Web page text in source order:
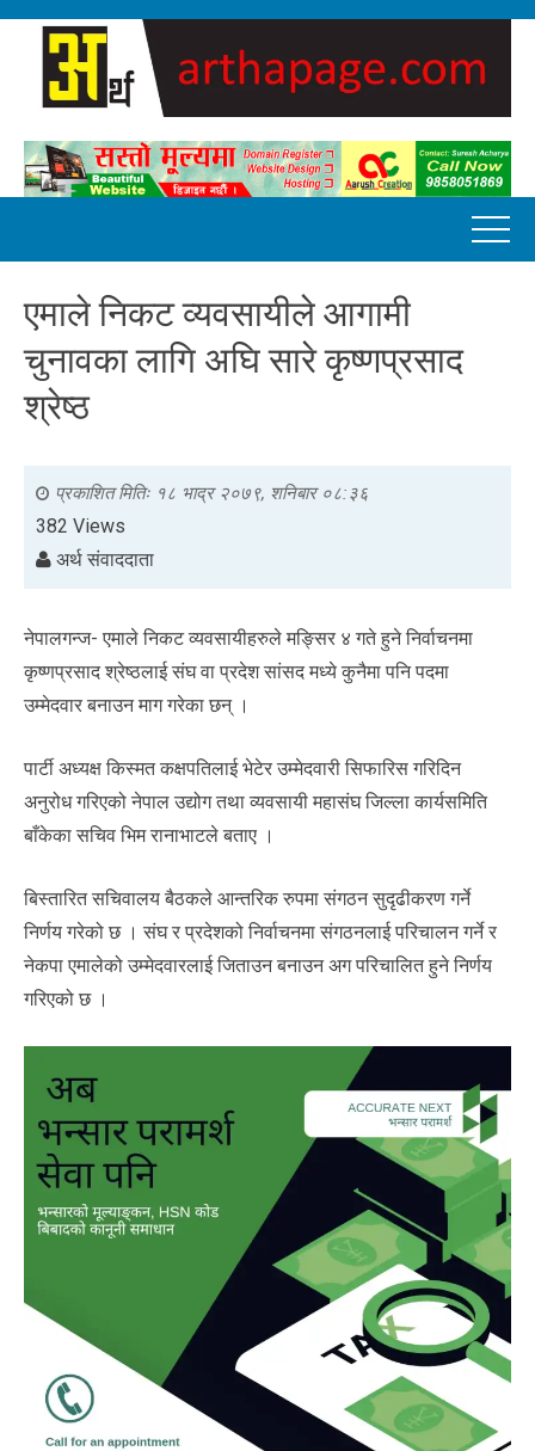
एमाले निकट व्यवसायीले आगामी
चुनावका लागि अघि सारे कृष्णप्रसाद
श्रेष्ठ
प्रकाशित मितिः १८ भाद्र २०७९, शनिबार ०८:३६
382 Views
अर्थ संवाददाता
नेपालगन्ज- एमाले निकट व्यवसायीहरुले मङ्सिर ४ गते हुने निर्वाचनमा
कृष्णप्रसाद श्रेष्ठलाई संघ वा प्रदेश सांसद मध्ये कुनैमा पनि पदमा
उम्मेदवार बनाउन माग गरेका छन् ।
पार्टी अध्यक्ष किस्मत कक्षपतिलाई भेटेर उम्मेदवारी सिफारिस गरिदिन
अनुरोध गरिएको नेपाल उद्योग तथा व्यवसायी महासंघ जिल्ला कार्यसमिति
बाँकेका सचिव भिम रानाभाटले बताए ।
बिस्तारित सचिवालय बैठकले आन्तरिक रुपमा संगठन सुदृढीकरण गर्ने
निर्णय गरेको छ । संघ र प्रदेशको निर्वाचनमा संगठनलाई परिचालन गर्ने र
नेकपा एमालेको उम्मेदवारलाई जिताउन बनाउन अग परिचालित हुने निर्णय
गरिएको छ ।